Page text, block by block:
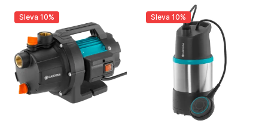
Sleva 10% Sleva 10%